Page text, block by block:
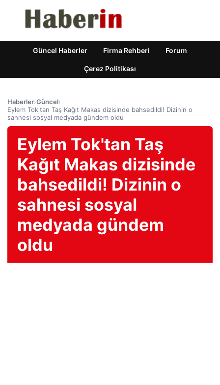
Güncel Haberler Firma Rehberi Forum
Çerez Politikası
Haberler›Güncel›
Eylem Tok'tan Taş Kağıt Makas dizisinde bahsedildi! Dizinin o
sahnesi sosyal medyada gündem oldu
Eylem Tok'tan Taş
Kağıt Makas dizisinde
bahsedildi! Dizinin o
sahnesi sosyal
medyada gündem
oldu